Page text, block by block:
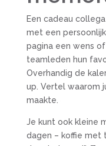
Een cadeau
met een
pagina een wens
teamleden hun
Overhandig de
up. Vertel waarom
maakte.
Je kunt ook kleine
dagen – koffie met